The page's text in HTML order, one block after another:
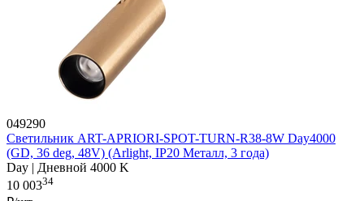
049290
Светильник ART-APRIORI-SPOT-TURN-R38-8W Day4000
(GD, 36 deg, 48V) (Arlight, IP20 Металл, 3 года)
Day | Дневной 4000 K
10 00334